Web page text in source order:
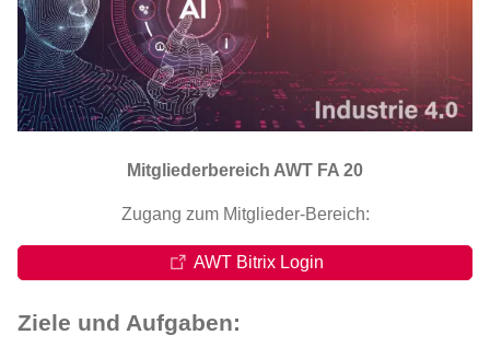
Mitgliederbereich AWT FA 20
Zugang zum Mitglieder-Bereich:
AWT Bitrix Login
Ziele und Aufgaben: